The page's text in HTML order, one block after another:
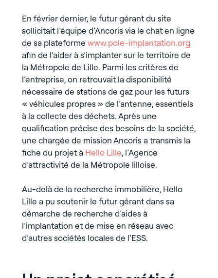
En février dernier, le futur gérant du site
sollicitait l’équipe d’Ancoris via le chat en ligne
de sa plateforme www.pole-implantation.org
afin de l’aider à s’implanter sur le territoire de
la Métropole de Lille. Parmi les critères de
l’entreprise, on retrouvait la disponibilité
nécessaire de stations de gaz pour les futurs
« véhicules propres » de l’antenne, essentiels
à la collecte des déchets. Après une
qualification précise des besoins de la société,
une chargée de mission Ancoris a transmis la
fiche du projet à Hello Lille, l’Agence
d’attractivité de la Métropole lilloise.
Au-delà de la recherche immobilière, Hello
Lille a pu soutenir le futur gérant dans sa
démarche de recherche d’aides à
l’implantation et de mise en réseau avec
d’autres sociétés locales de l’ESS.